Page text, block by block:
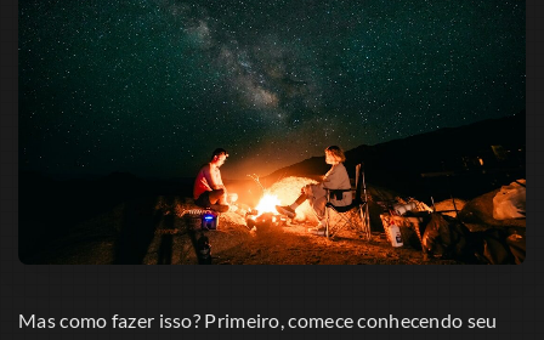
Mas como fazer isso? Primeiro, comece conhecendo seu